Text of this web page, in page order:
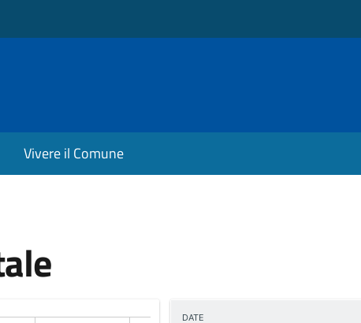
Vivere il Comune